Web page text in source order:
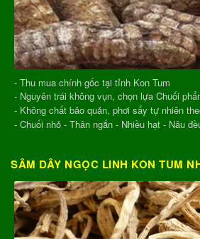
- Thu mua chính gốc tại tỉnh Kon Tum
- Nguyên trái không vụn, chọn lựa Chuối
- Không chất bảo quản, phơi sấy tự nhiên
- Chuối nhỏ - Thân ngắn - Nhiều hạt - Nâu
SÂM DÂY NGỌC LINH KON TUM